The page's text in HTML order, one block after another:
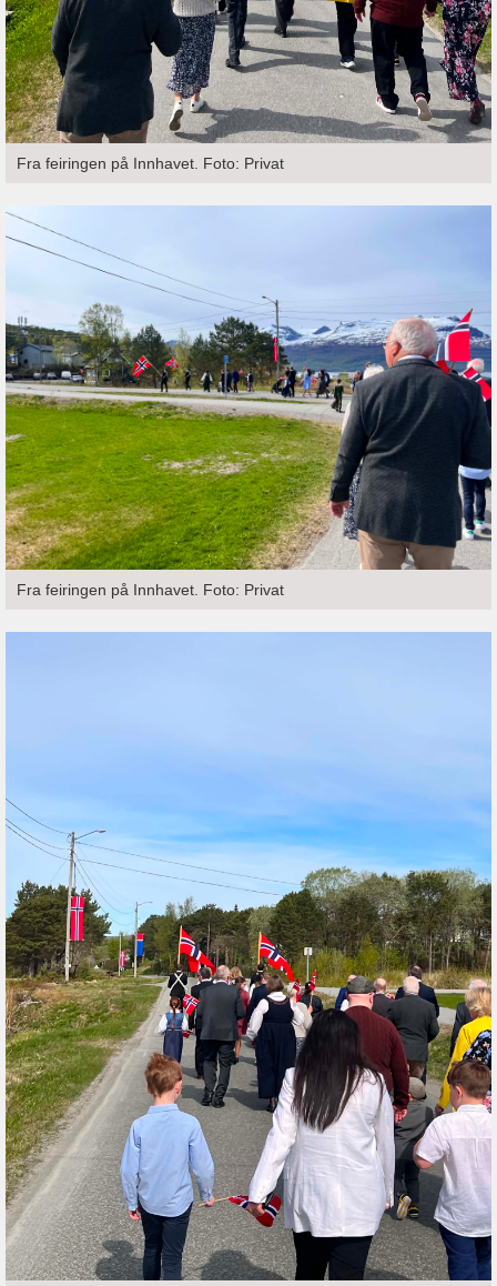
Fra feiringen på Innhavet. Foto: Privat
Fra feiringen på Innhavet. Foto: Privat